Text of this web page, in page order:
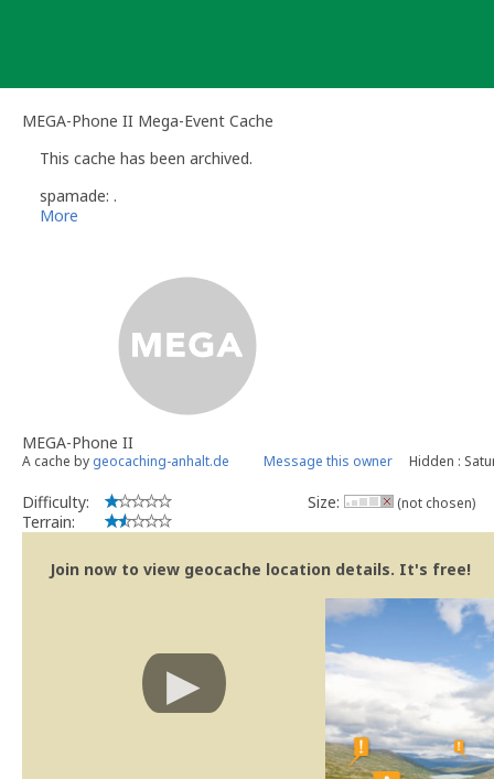
MEGA-Phone II Mega-Event Cache
This cache has been archived.
spamade: .
More
MEGA-Phone II
A cache by geocaching-anhalt.de Message this owner Hidden :
Difficulty:
Terrain:
Size: (not chosen)
Join now to view geocache location details. It's free!